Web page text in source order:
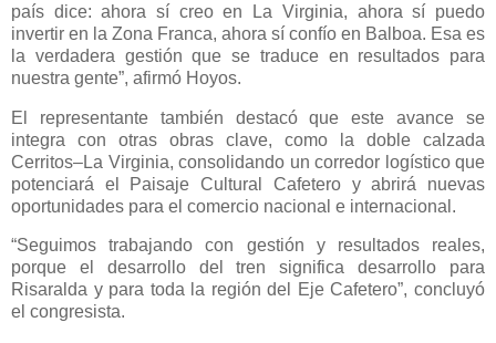
país dice: ahora sí creo en La Virginia, ahora sí puedo
invertir en la Zona Franca, ahora sí confío en Balboa. Esa es
la verdadera gestión que se traduce en resultados para
nuestra gente”, afirmó Hoyos.
El representante también destacó que este avance se
integra con otras obras clave, como la doble calzada
Cerritos–La Virginia, consolidando un corredor logístico que
potenciará el Paisaje Cultural Cafetero y abrirá nuevas
oportunidades para el comercio nacional e internacional.
“Seguimos trabajando con gestión y resultados reales,
porque el desarrollo del tren significa desarrollo para
Risaralda y para toda la región del Eje Cafetero”, concluyó
el congresista.